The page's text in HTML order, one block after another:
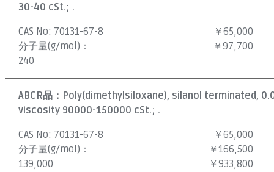
30-40 cSt.; .
CAS No: 70131-67-8
分子量(g/mol)：
240
￥65,000
￥97,700
ABCR品： Poly(dimethylsiloxane), silanol terminated,
viscosity 90000-150000 cSt.; .
CAS No: 70131-67-8
分子量(g/mol)：
139,000
￥65,000
￥166,500
￥933,800